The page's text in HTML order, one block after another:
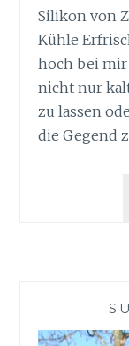
Silikon von
Kühle
hoch bei
nicht nur
zu lassen
die Gegend